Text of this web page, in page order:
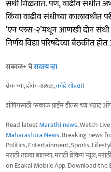
संधी मिळतात. पण, वाढीव संधीत
किंवा वाढीव संधीच्या कालावधीत
‘एन प्लस-२’मधून आणखी दोन संधी
निर्णय विद्या परिषदेच्या बैठकीत
सकाळ+ चेसदस्य व्हा
ब्रेक घ्या, डोकं चालवा,कोडे सोडवा!
शॉपिंगसाठी 'सकाळ प्राईम डील्स'च्या भन्नाट
Read latestMarathi news, Watch
Maharashtra News. Breaking news
Politics, Entertainment, Sports,
मराठी ताज्या बातम्या, मराठी ब्रेकिंग न्यूज,
on Esakal Mobile App. Download the